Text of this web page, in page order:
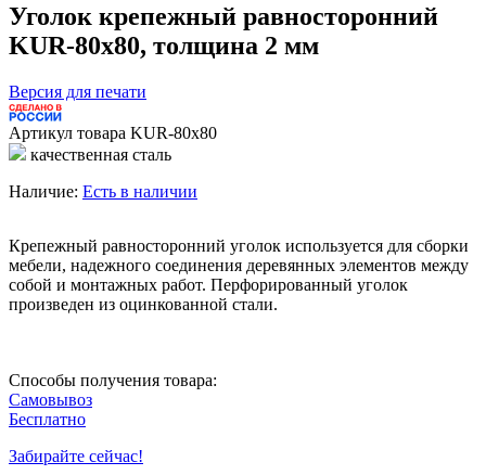
Уголок крепежный равносторонний
KUR-80х80, толщина 2 мм
Версия для печати
Артикул товара KUR-80х80
качественная сталь
Наличие: Есть в наличии
Крепежный равносторонний уголок используется для сборки
мебели, надежного соединения деревянных элементов между
собой и монтажных работ. Перфорированный уголок
произведен из оцинкованной стали.
Способы получения товара:
Самовывоз
Бесплатно
Забирайте сейчас!